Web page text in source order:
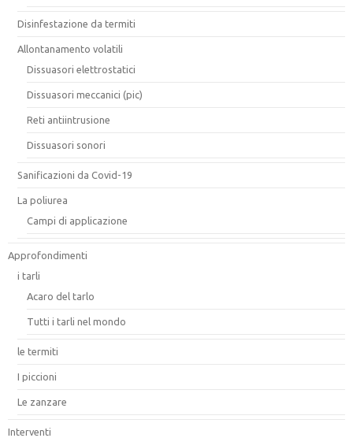
Disinfestazione da termiti
Allontanamento volatili
Dissuasori elettrostatici
Dissuasori meccanici (pic)
Reti antiintrusione
Dissuasori sonori
Sanificazioni da Covid-19
La poliurea
Campi di applicazione
Approfondimenti
i tarli
Acaro del tarlo
Tutti i tarli nel mondo
le termiti
I piccioni
Le zanzare
Interventi